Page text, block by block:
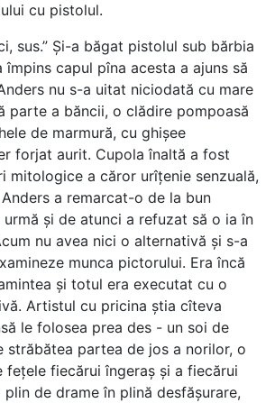
cu pistolul.
sus.” Și-a băgat pistolul sub bărbia
împins capul pîna acesta a ajuns să
nu s-a uitat niciodată cu mare
parte a băncii, o clădire pompoasă
de marmură, cu ghișee
forjat aurit. Cupola înaltă a fost
mitologice a căror urîțenie senzuală,
a remarcat-o de la bun
și de atunci a refuzat să o ia în
nu avea nici o alternativă și s-a
munca pictorului. Era încă
și totul era executat cu o
Artistul cu pricina știa cîteva
le folosea prea des - un soi de
străbătea partea de jos a norilor, o
fețele fiecărui îngeraș și a fiecărui
plin de drame în plină desfășurare,